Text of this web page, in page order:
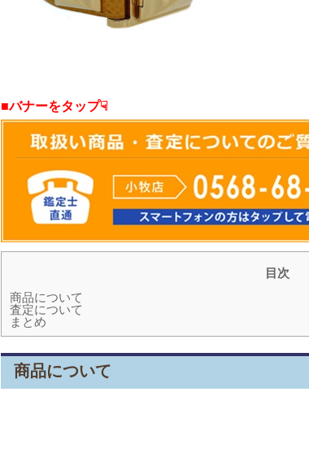
■バナーをタップ☟
目次
商品について
査定について
まとめ
商品について